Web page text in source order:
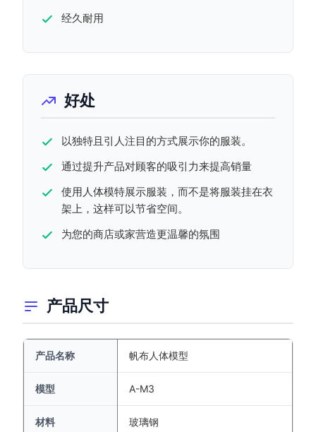
经久耐用
好处
以独特且引人注目的方式展示你的服装。
通过提升产品对顾客的吸引力来提高销量
使用人体模特展示服装，而不是将服装挂在衣
架上，这样可以节省空间。
为您的商店或家营造更温馨的氛围
产品尺寸
产品名称 帆布人体模型
模型 A-M3
材料 玻璃钢